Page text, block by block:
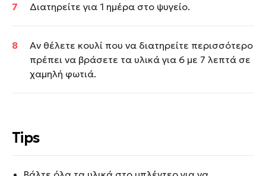
Διατηρείτε για 1 ημέρα στο ψυγείο.
Αν θέλετε κουλί που να διατηρείτε περισσότερο
πρέπει να βράσετε τα υλικά για 6 με 7 λεπτά σε
χαμηλή φωτιά.
Tips